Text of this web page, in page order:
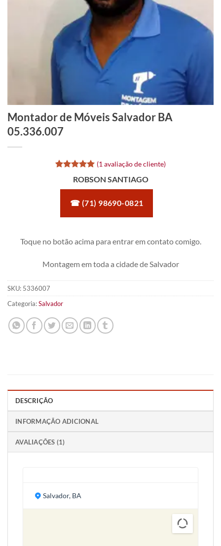
Montador de Móveis Salvador BA
05.336.007
Avaliado
como5de
5, com
baseado em
avaliação
(1 avaliação de cliente)
ROBSON SANTIAGO
☎ (71) 98690-0821
Toque no botão acima para entrar em contato comigo.
Montagem em toda a cidade de Salvador
SKU: 5336007
Categoria:Salvador
DESCRIÇÃO
INFORMAÇÃO ADICIONAL
AVALIAÇÕES (1)
Salvador, BA